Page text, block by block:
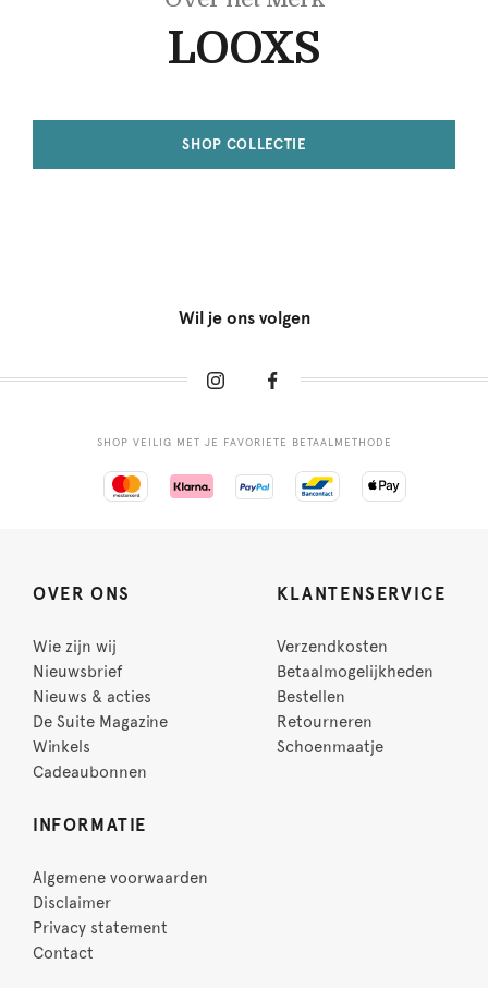
LOOXS
SHOP COLLECTIE
Wil je ons volgen
SHOP VEILIG MET JE FAVORIETE BETAALMETHODE
OVER ONS
Wie zijn wij
Nieuwsbrief
Nieuws & acties
De Suite Magazine
Winkels
Cadeaubonnen
KLANTENSERVICE
Verzendkosten
Betaalmogelijkheden
Bestellen
Retourneren
Schoenmaatje
INFORMATIE
Algemene voorwaarden
Disclaimer
Privacy statement
Contact